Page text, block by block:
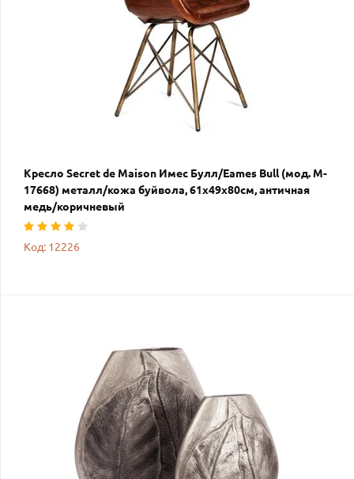
Кресло Secret de Maison Имес Булл/Eames Bull (мод. M-
17668) металл/кожа буйвола, 61х49х80см, античная
медь/коричневый
Код: 12226